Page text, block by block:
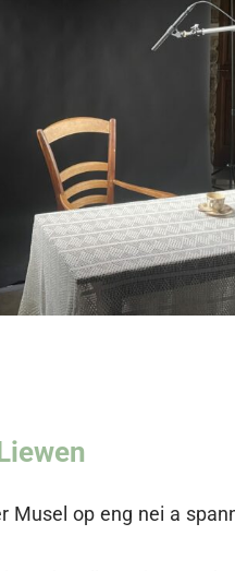
Musel op eng nei a